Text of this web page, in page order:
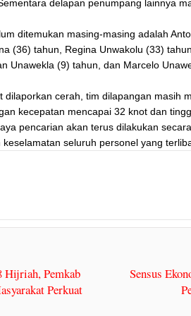
delapan penumpang lainnya
ditemukan masing-masing adalah
(36) tahun, Regina Unwakolu (33)
Unawekla (9) tahun, dan Marcelo
dilaporkan cerah, tim dilapangan masih
kecepatan mencapai 32 knot dan
pencarian akan terus dilakukan
seluruh personel yang
Hijriah, Pemkab
Perkuat
Sensus